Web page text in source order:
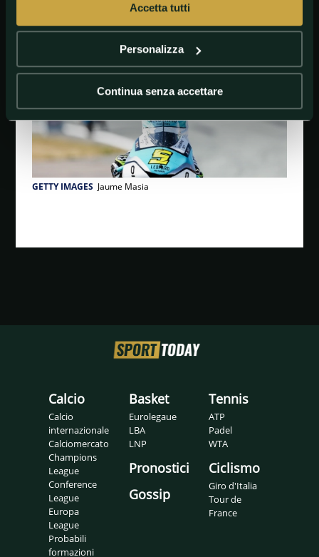
Accetta tutti
Personalizza
Continua senza accettare
GETTY IMAGES Jaume Masia
Calcio
Calcio
internazionale
Calciomercato
Champions
League
Conference
League
Europa
League
Probabili
formazioni
Basket
Eurolegaue
LBA
LNP
Pronostici
Gossip
Tennis
ATP
Padel
WTA
Ciclismo
Giro d'Italia
Tour de
France